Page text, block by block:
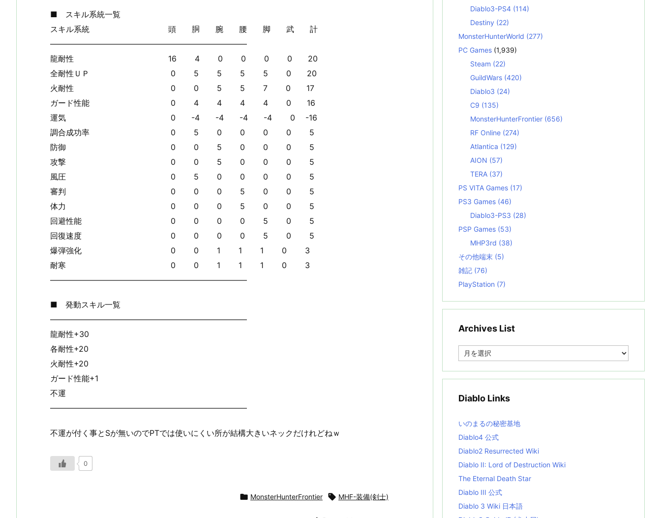
■ スキル系統一覧
スキル系統 頭 胴 腕 腰 脚 武 計
—————————————————————————
龍耐性 16 4 0 0 0 0 20
全耐性ＵＰ 0 5 5 5 5 0 20
火耐性 0 0 5 5 7 0 17
ガード性能 0 4 4 4 4 0 16
運気 0 -4 -4 -4 -4 0 -16
調合成功率 0 5 0 0 0 0 5
防御 0 0 5 0 0 0 5
攻撃 0 0 5 0 0 0 5
風圧 0 5 0 0 0 0 5
審判 0 0 0 5 0 0 5
体力 0 0 0 5 0 0 5
回避性能 0 0 0 0 5 0 5
回復速度 0 0 0 0 5 0 5
爆弾強化 0 0 1 1 1 0 3
耐寒 0 0 1 1 1 0 3
—————————————————————————
■ 発動スキル一覧
—————————————————————————
龍耐性+30
各耐性+20
火耐性+20
ガード性能+1
不運
—————————————————————————
不運が付く事とSが無いのでPTでは使いにくい所が結構大きいネックだけれどねｗ
0
 MonsterHunterFrontier  MHF-装備(剣士)
Diablo3-PS4 (114)
Destiny (22)
MonsterHunterWorld (277)
PC Games (1,939)
Steam (22)
GuildWars (420)
Diablo3 (24)
C9 (135)
MonsterHunterFrontier (656)
RF Online (274)
Atlantica (129)
AION (57)
TERA (37)
PS VITA Games (17)
PS3 Games (46)
Diablo3-PS3 (28)
PSP Games (53)
MHP3rd (38)
その他端末 (5)
雑記 (76)
PlayStation (7)
Archives List
e
i
s
t
Diablo Links
いのまるの秘密基地
Diablo4 公式
Diablo2 Resurrected Wiki
Diablo II: Lord of Destruction Wiki
The Eternal Death Star
Diablo III 公式
Diablo 3 Wiki 日本語